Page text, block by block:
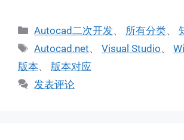
分
类
Autocad二次开发、 所有分类、
标
签
Autocad.net、Visual Studio、
版本、 版本对应
发表评论